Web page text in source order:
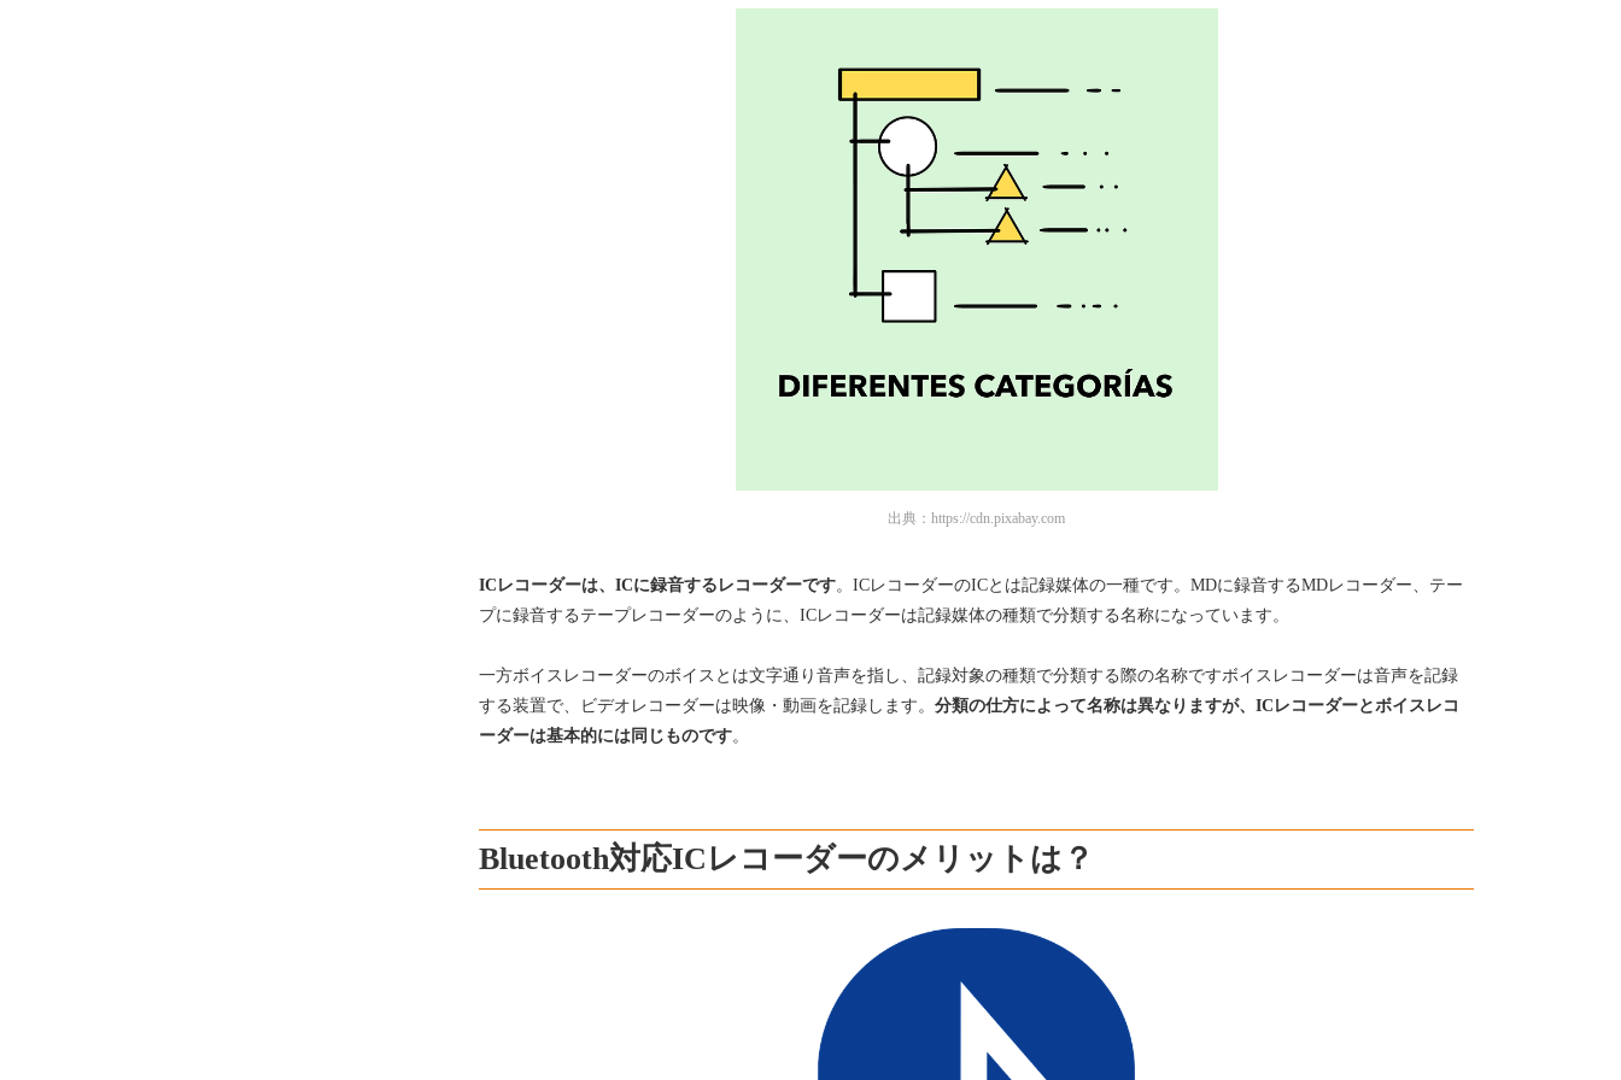
出典： https://cdn.pixabay.com
ICレコーダーは、ICに録音するレコーダーです。ICレコーダーのICとは記録媒体の一種です。MDに録音するMDレコーダー、テー
プに録音するテープレコーダーのように、ICレコーダーは記録媒体の種類で分類する名称になっています。
一方ボイスレコーダーのボイスとは文字通り音声を指し、記録対象の種類で分類する際の名称ですボイスレコーダーは音声を記録
する装置で、ビデオレコーダーは映像・動画を記録します。 分類の仕方によって名称は異なりますが、ICレコーダーとボイスレコ
ーダーは基本的には同じものです。
Bluetooth対応ICレコーダーのメリットは？